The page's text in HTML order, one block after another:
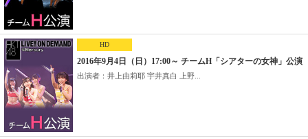
HD
2016年9月4日（日）17:00～ チームH「シアターの女神」公演
出演者：井上由莉耶 宇井真白 上野...